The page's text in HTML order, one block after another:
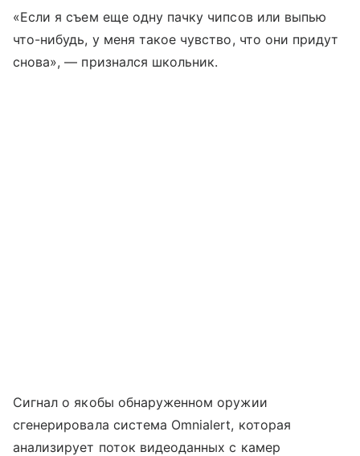
«Если я съем еще одну пачку чипсов или выпью
что-нибудь, у меня такое чувство, что они придут
снова», — признался школьник.
Сигнал о якобы обнаруженном оружии
сгенерировала система Omnialert, которая
анализирует поток видеоданных с камер